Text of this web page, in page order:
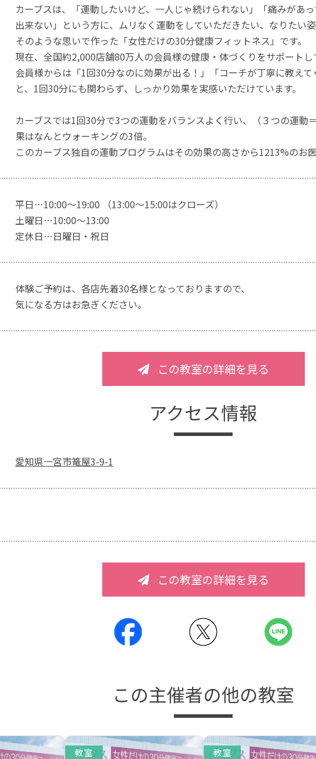
カーブスは、「運動したいけど、一人じゃ続けられない」「痛みがあ
出来ない」という方に、ムリなく運動をしていただきたい、なりたい
そのような思いで作った「女性だけの30分健康フィットネス」です。
現在、全国約2,000店舗80万人の会員様の健康・体づくりをサポートし
会員様からは「1回30分なのに効果が出る！」「コーチが丁寧に教え
と、1回30分にも関わらず、しっかり効果を実感いただけています。
カーブスでは1回30分で3つの運動をバランスよく行い、（３つの運
果はなんとウォーキングの3倍。
このカーブス独自の運動プログラムはその効果の高さから1213%のお
平日…10:00～19:00 （13:00～15:00はクローズ）
土曜日…10:00～13:00
定休日…日曜日・祝日
体験ご予約は、各店先着30名様となっておりますので、
気になる方はお急ぎください。
この教室の詳細を見る
アクセス情報
愛知県一宮市篭屋3-9-1
この教室の詳細を見る
この主催者の他の教室
教室 教室